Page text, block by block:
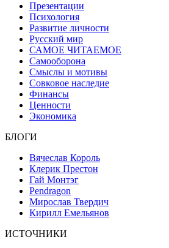
Презентации
Психология
Развитие личности
Русский мир
САМОЕ ЧИТАЕМОЕ
Самооборона
Смыслы и мотивы
Совковое наследие
Финансы
Ценности
Экономика
БЛОГИ
Вячеслав Король
Клерик Престон
Гай Монтэг
Pendragon
Мирослав Твердич
Кирилл Емельянов
ИСТОЧНИКИ